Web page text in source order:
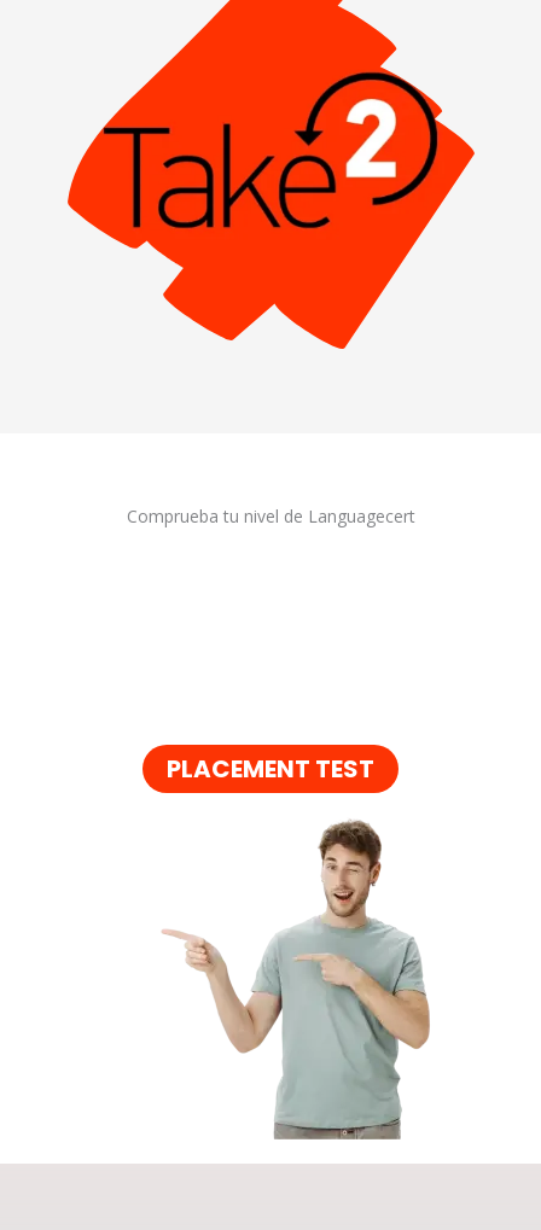
Comprueba tu nivel de Languagecert
PLACEMENT TEST